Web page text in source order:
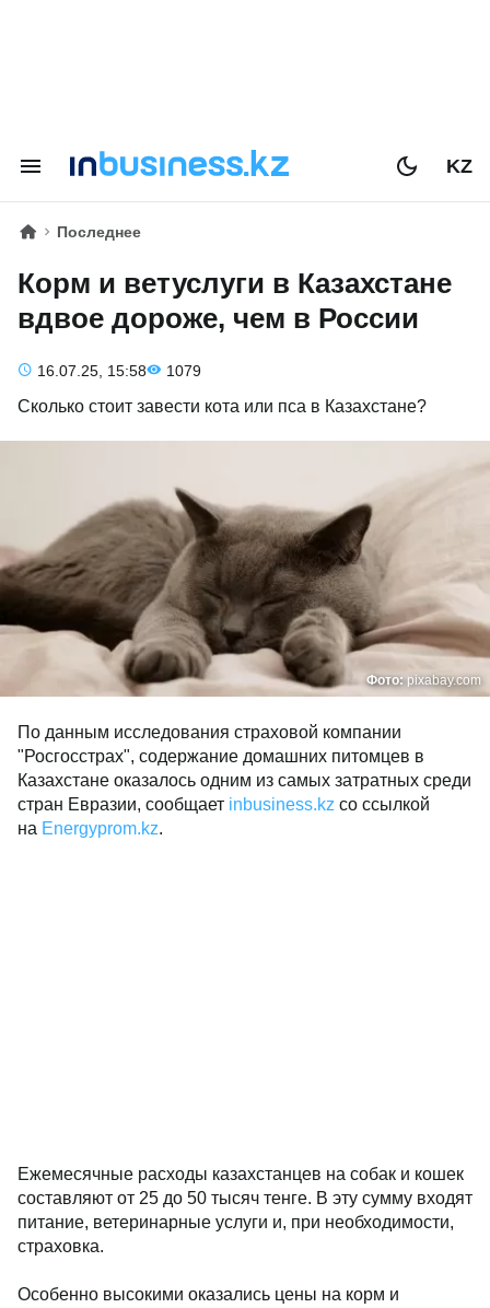
KZ
Последнее
Корм и ветуслуги в Казахстане
вдвое дороже, чем в России
16.07.25, 15:58 1079
Сколько стоит завести кота или пса в Казахстане?
Фото:pixabay.com
По данным исследования страховой компании
"Росгосстрах", содержание домашних питомцев в
Казахстане оказалось одним из самых затратных среди
стран Евразии, сообщает inbusiness.kz со ссылкой
на Еnergyprom.kz.
Ежемесячные расходы казахстанцев на собак и кошек
составляют от 25 до 50 тысяч тенге. В эту сумму входят
питание, ветеринарные услуги и, при необходимости,
страховка.
Особенно высокими оказались цены на корм и